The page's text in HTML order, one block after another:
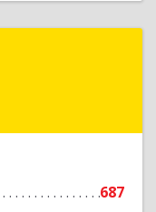
687
Красноярск г,